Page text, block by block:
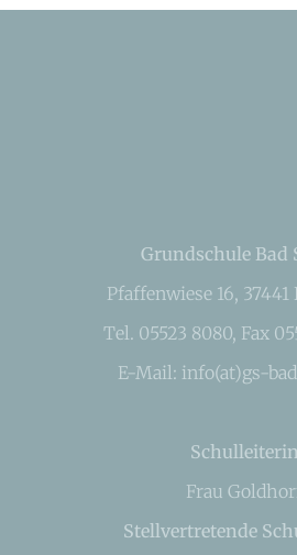
Grundschule Bad
Pfaffenwiese 16, 37441
Tel. 05523 8080, Fax
E-Mail: info(at)gs-
Schulleiterin
Frau
Stellvertretende